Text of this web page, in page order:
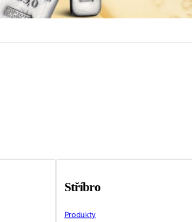
Stříbro
Produkty